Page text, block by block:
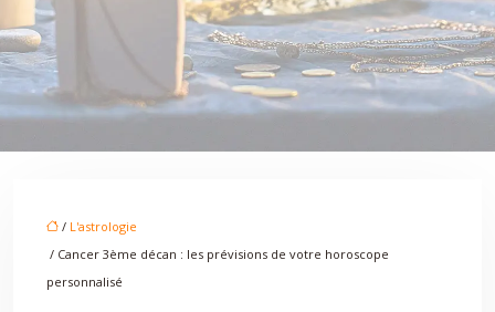
/ L'astrologie
/ Cancer 3ème décan : les prévisions de votre horoscope
personnalisé